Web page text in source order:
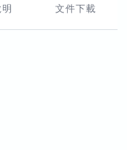
文件下載